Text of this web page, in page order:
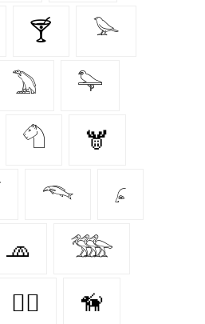
🍸 𓅪
𓅐 𓅍
𓄇 🫎
𓆞 𓂊
🧢 𓅢
🐕‍🦺 🦮